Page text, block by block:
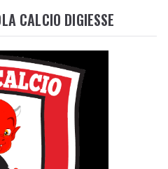
CALCIO DIGIESSE